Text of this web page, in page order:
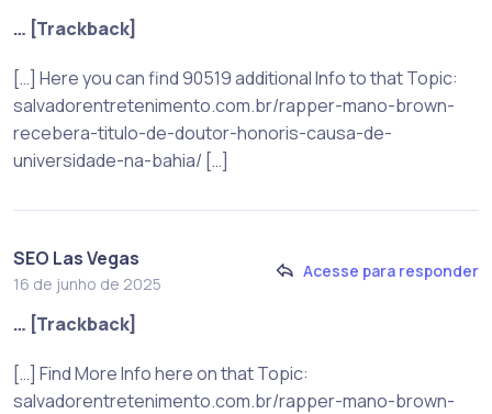
… [Trackback]
[…] Here you can find 90519 additional Info to that Topic:
salvadorentretenimento.com.br/rapper-mano-brown-
recebera-titulo-de-doutor-honoris-causa-de-
universidade-na-bahia/ […]
SEO Las Vegas
16 de junho de 2025
Acesse para responder
… [Trackback]
[…] Find More Info here on that Topic:
salvadorentretenimento.com.br/rapper-mano-brown-